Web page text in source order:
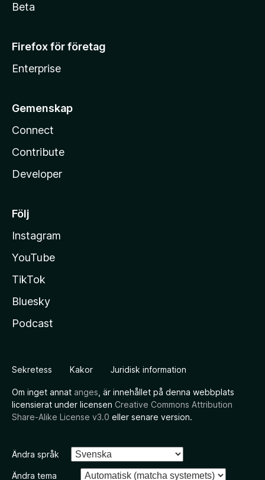
Beta
Firefox för företag
Enterprise
Gemenskap
Connect
Contribute
Developer
Följ
Instagram
YouTube
TikTok
Bluesky
Podcast
Sekretess Kakor Juridisk information
Om inget annat anges , är innehållet på denna webbplats
licensierat under licensen Creative Commons Attribution
Share-Alike License v3.0 eller senare version.
Ändra språk
Ändra tema